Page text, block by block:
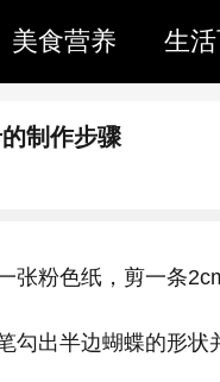
美食营养 生
制作步骤
张粉色纸，剪一条
勾出半边蝴蝶的形